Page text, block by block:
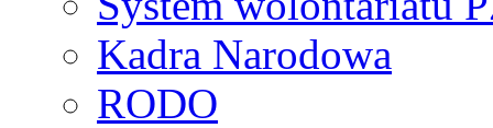
Kadra Narodowa
RODO